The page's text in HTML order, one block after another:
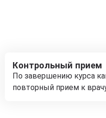
Контрольный прием
По завершению курса
повторный прием к